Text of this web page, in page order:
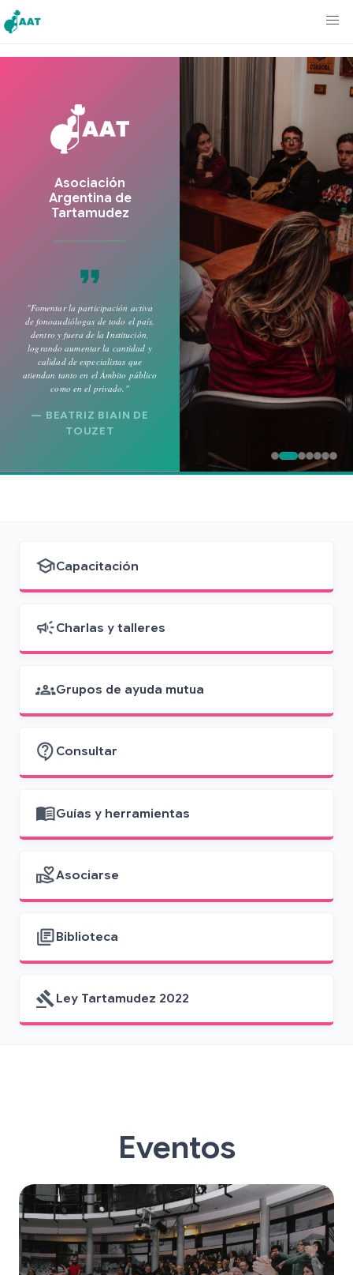
Asociación
Argentina de
Tartamudez
format_quote
"Fomentar la participación activa
de fonoaudiólogas de todo el país,
dentro y fuera de la Institución,
logrando aumentar la cantidad y
calidad de especialistas que
atiendan tanto en el Ámbito público
como en el privado."
— BEATRIZ BIAIN DE
TOUZET
schoolCapacitación
campaignCharlas y talleres
groupsGrupos de ayuda mutua
contact_support Consultar
menu_bookGuías y herramientas
volunteer_activismAsociarse
library_booksBiblioteca
gavel Ley Tartamudez 2022
Eventos